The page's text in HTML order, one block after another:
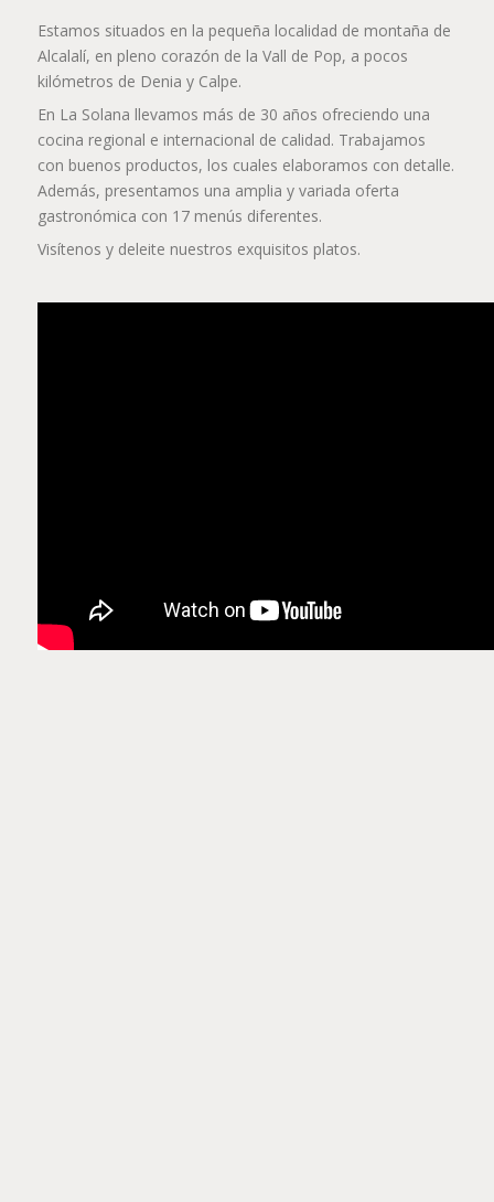
Estamos situados en la pequeña localidad de montaña de
Alcalalí, en pleno corazón de la Vall de Pop, a pocos
kilómetros de Denia y Calpe.
En La Solana llevamos más de 30 años ofreciendo una
cocina regional e internacional de calidad. Trabajamos
con buenos productos, los cuales elaboramos con detalle.
Además, presentamos una amplia y variada oferta
gastronómica con 17 menús diferentes.
Visítenos y deleite nuestros exquisitos platos.